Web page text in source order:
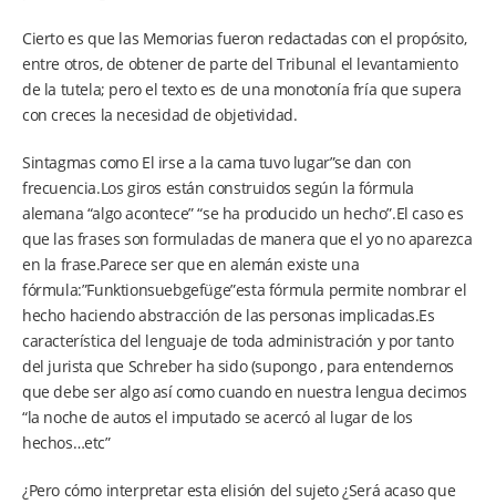
Cierto es que las Memorias fueron redactadas con el propósito,
entre otros, de obtener de parte del Tribunal el levantamiento
de la tutela; pero el texto es de una monotonía fría que supera
con creces la necesidad de objetividad.
Sintagmas como El irse a la cama tuvo lugar”se dan con
frecuencia.Los giros están construidos según la fórmula
alemana “algo acontece” “se ha producido un hecho”.El caso es
que las frases son formuladas de manera que el yo no aparezca
en la frase.Parece ser que en alemán existe una
fórmula:”Funktionsuebgefüge”esta fórmula permite nombrar el
hecho haciendo abstracción de las personas implicadas.Es
característica del lenguaje de toda administración y por tanto
del jurista que Schreber ha sido (supongo , para entendernos
que debe ser algo así como cuando en nuestra lengua decimos
“la noche de autos el imputado se acercó al lugar de los
hechos…etc”
¿Pero cómo interpretar esta elisión del sujeto ¿Será acaso que